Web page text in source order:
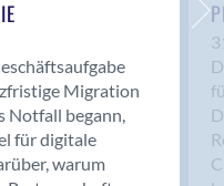
Migration
Notfall begann,
für digitale
warum